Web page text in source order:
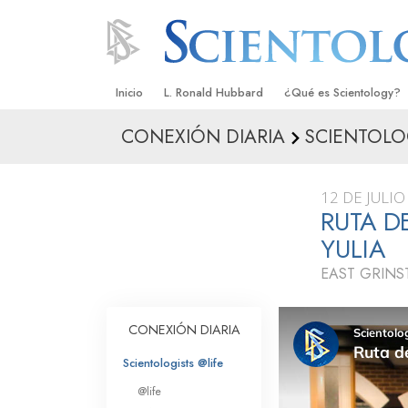
Inicio L. Ronald Hubbard ¿Qué es Scientology?
Creencias y Prácticas
Qué dicen los
Scientology
Conoce a un
Los Principios
Una Introducción a
CONEXIÓN DIARIA
12 DE
RUTA
YULIA
EAST
CONEXIÓN DIARIA
Scientologists @life
@life